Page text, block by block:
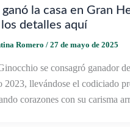
la casa en Gran
detalles aquí
Romero / 27 de mayo de 2025
se consagró ganador
2023, llevándose el codiciado
corazones con su carisma